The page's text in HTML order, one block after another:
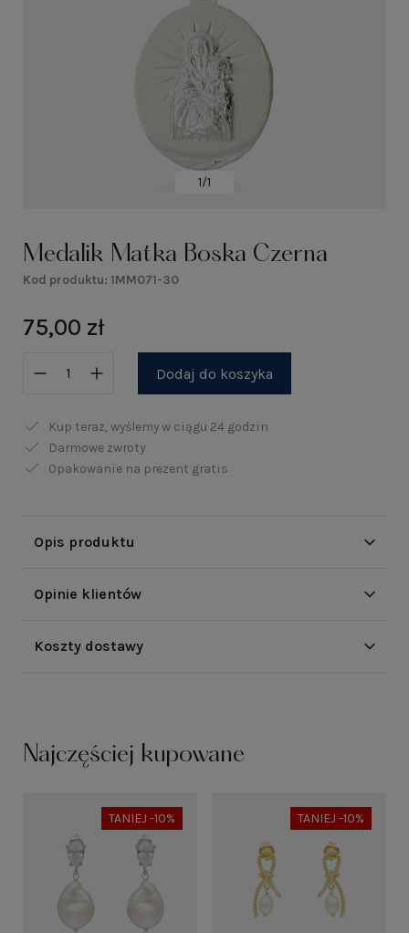
1/1
Medalik Matka Boska Czerna
Kod produktu: 1MM071-30
75,00 zł
Dodaj do koszyka
Kup teraz, wyślemy w ciągu 24 godzin
Darmowe zwroty
Opakowanie na prezent gratis
Opis produktu
Opinie klientów
Koszty dostawy
Najczęściej kupowane
TANIEJ -10% TANIEJ -10%